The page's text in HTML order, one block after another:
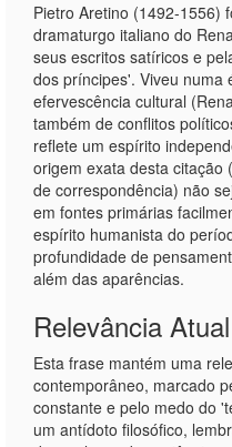
Pietro Aretino (1492-1556)
dramaturgo italiano do
seus escritos satíricos e
dos príncipes'. Viveu numa
efervescência cultural
também de conflitos
reflete um espírito
origem exata desta citação
de correspondência) não
em fontes primárias
espírito humanista do
profundidade de
além das aparências.
Relevância Atual
Esta frase mantém uma
contemporâneo, marcado
constante e pelo medo do
um antídoto filosófico,